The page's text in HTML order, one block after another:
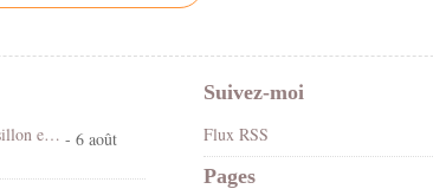
Fête foraine Canet-en-Roussillon en stéréo 3D vision croisée - 6 août
Suivez-moi
Flux RSS
Pages